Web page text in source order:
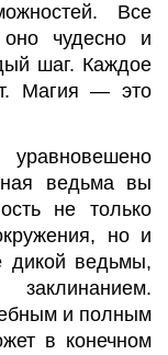
Все
чудесно и
шаг. Каждое
Магия— это
ведьма вы
не только
но и
дикой ведьмы,
и полным
в конечном